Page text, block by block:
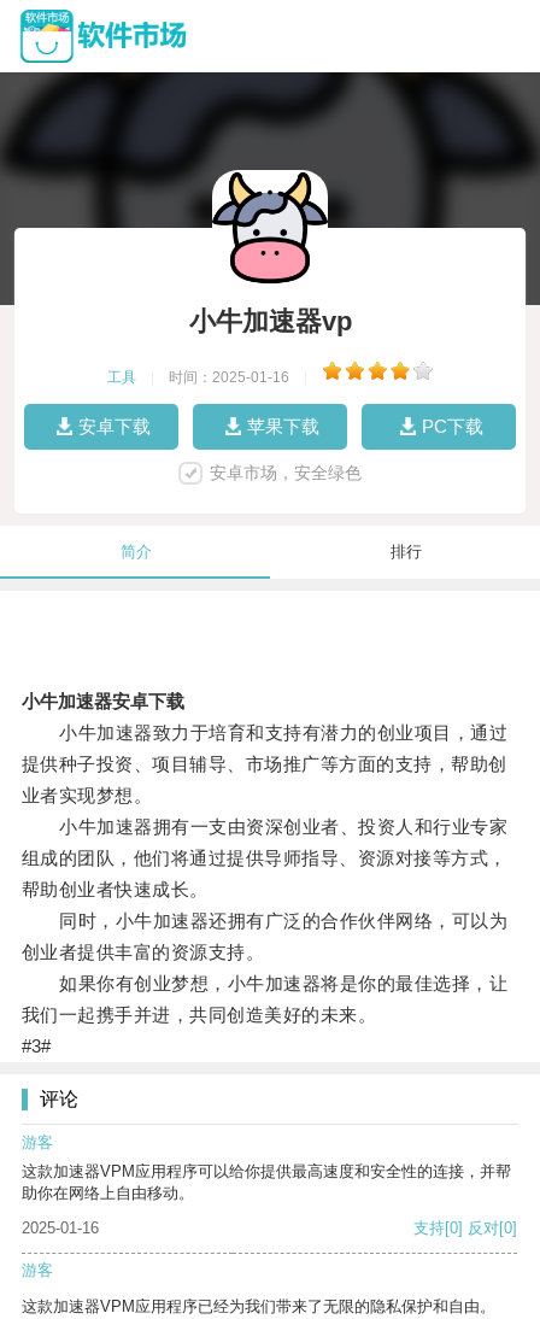
小牛加速器vp
工具 时间：2025-01-16
安卓下载 苹果下载 PC下载
安卓市场，安全绿色
简介 排行
小牛加速器安卓下载
小牛加速器致力于培育和支持有潜力的创业项目，通过
提供种子投资、项目辅导、市场推广等方面的支持，帮助创
业者实现梦想。
小牛加速器拥有一支由资深创业者、投资人和行业专家
组成的团队，他们将通过提供导师指导、资源对接等方式，
帮助创业者快速成长。
同时，小牛加速器还拥有广泛的合作伙伴网络，可以为
创业者提供丰富的资源支持。
如果你有创业梦想，小牛加速器将是你的最佳选择，让
我们一起携手并进，共同创造美好的未来。
#3#
评论
游客
这款加速器VPM应用程序可以给你提供最高速度和安全性的连接，并帮
助你在网络上自由移动。
2025-01-16
支持[0] 反对[0]
游客
这款加速器VPM应用程序已经为我们带来了无限的隐私保护和自由。